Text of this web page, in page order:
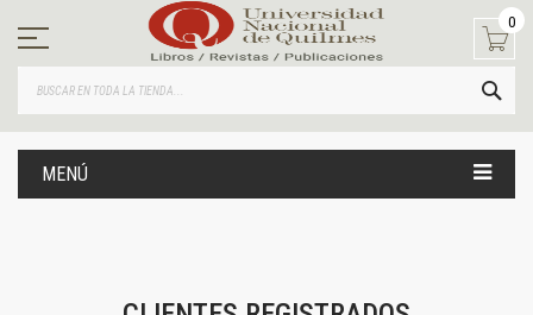
contenido
0
MENÚ